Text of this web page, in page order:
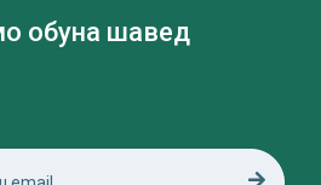
обуна шавед